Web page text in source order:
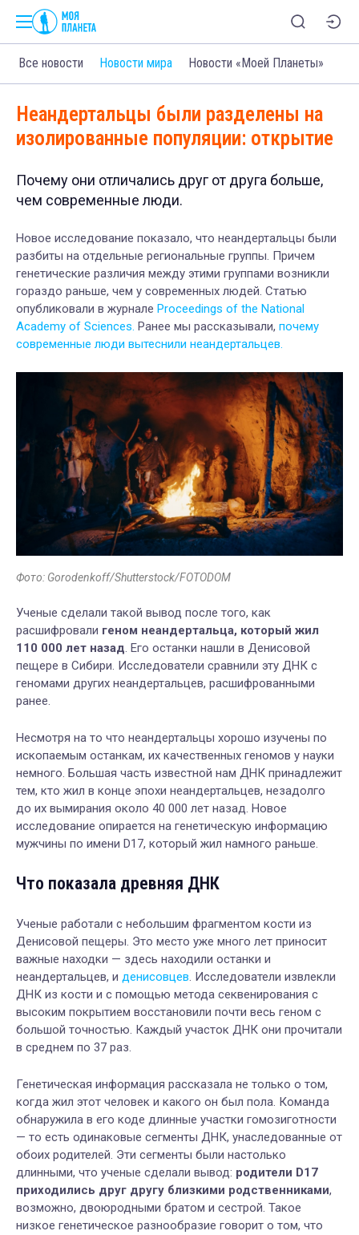
Все новости Новости мира Новости «Моей Планеты»
Неандертальцы были разделены на
изолированные популяции: открытие
Почему они отличались друг от друга больше,
чем современные люди.
Новое исследование показало, что неандертальцы были
разбиты на отдельные региональные группы. Причем
генетические различия между этими группами возникли
гораздо раньше, чем у современных людей. Статью
опубликовали в журнале Proceedings of the National
Academy of Sciences. Ранее мы рассказывали, почему
современные люди вытеснили неандертальцев.
Фото: Gorodenkoff/Shutterstock/FOTODOM
Ученые сделали такой вывод после того, как
расшифровали геном неандертальца, который жил
110 000 лет назад. Его останки нашли в Денисовой
пещере в Сибири. Исследователи сравнили эту ДНК с
геномами других неандертальцев, расшифрованными
ранее.
Несмотря на то что неандертальцы хорошо изучены по
ископаемым останкам, их качественных геномов у науки
немного. Большая часть известной нам ДНК принадлежит
тем, кто жил в конце эпохи неандертальцев, незадолго
до их вымирания около 40 000 лет назад. Новое
исследование опирается на генетическую информацию
мужчины по имени D17, который жил намного раньше.
Что показала древняя ДНК
Ученые работали с небольшим фрагментом кости из
Денисовой пещеры. Это место уже много лет приносит
важные находки — здесь находили останки и
неандертальцев, и денисовцев. Исследователи извлекли
ДНК из кости и с помощью метода секвенирования с
высоким покрытием восстановили почти весь геном с
большой точностью. Каждый участок ДНК они прочитали
в среднем по 37 раз.
Генетическая информация рассказала не только о том,
когда жил этот человек и какого он был пола. Команда
обнаружила в его коде длинные участки гомозиготности
— то есть одинаковые сегменты ДНК, унаследованные от
обоих родителей. Эти сегменты были настолько
длинными, что ученые сделали вывод: родители D17
приходились друг другу близкими родственниками,
возможно, двоюродными братом и сестрой. Такое
низкое генетическое разнообразие говорит о том, что